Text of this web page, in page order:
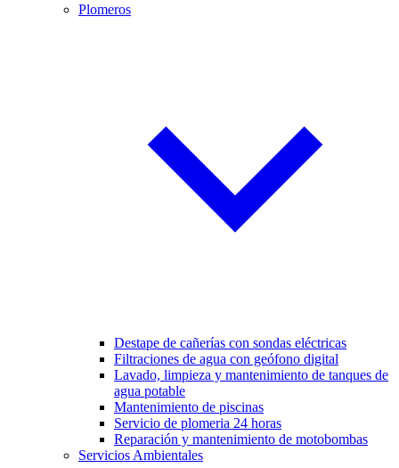
Plomeros
Destape de cañerías con sondas eléctricas
Filtraciones de agua con geófono digital
Lavado, limpieza y mantenimiento de tanques de
agua potable
Mantenimiento de piscinas
Servicio de plomeria 24 horas
Reparación y mantenimiento de motobombas
Servicios Ambientales